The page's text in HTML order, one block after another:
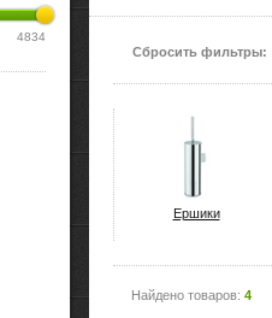
4834
Сбросить фильтры:
Ершики
Найдено товаров: 4